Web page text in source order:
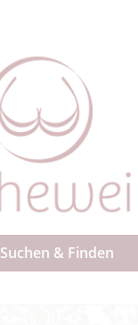
Suchen & Finden